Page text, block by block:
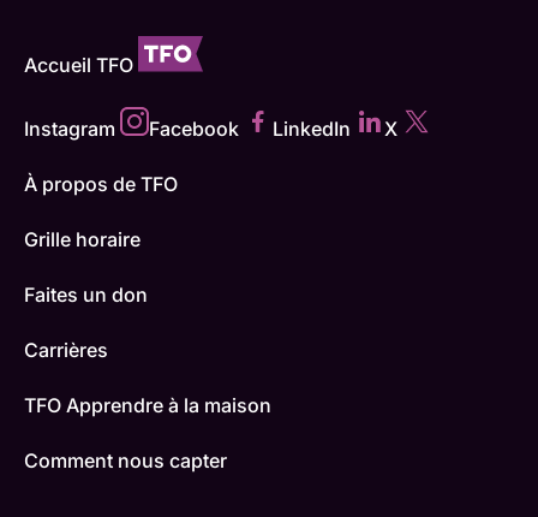
Accueil TFO
Instagram Facebook LinkedIn X
À propos de TFO
Grille horaire
Faites un don
Carrières
TFO Apprendre à la maison
Comment nous capter